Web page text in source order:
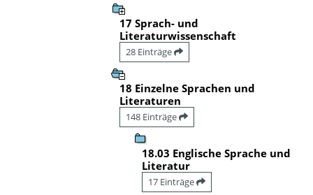
17 Sprach- und
Literaturwissenschaft
28 Einträge
18 Einzelne Sprachen und
Literaturen
148 Einträge
18.03 Englische Sprache und
Literatur
17 Einträge